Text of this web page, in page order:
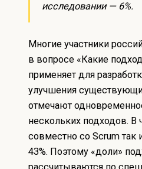
исследовании — 6%.
Многие участники
в вопросе «Какие
применяет для
улучшения
отмечают
нескольких подходов. В
совместно со Scrum так
43%. Поэтому «доли»